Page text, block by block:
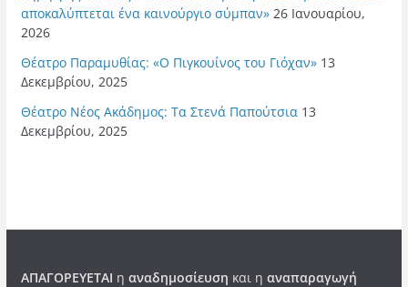
αποκαλύπτεται ένα καινούργιο σύμπαν» 26 Ιανουαρίου,
2026
Θέατρο Παραμυθίας: «Ο Πιγκουίνος του Γιόχαν» 13
Δεκεμβρίου, 2025
Θέατρο Νέος Ακάδημος: Τα Στενά Παπούτσια 13
Δεκεμβρίου, 2025
ΑΠΑΓΟΡΕΥΕΤΑΙ η αναδημοσίευση και η αναπαραγωγή